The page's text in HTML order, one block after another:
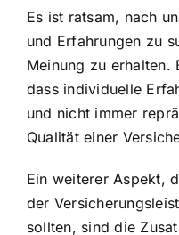
Es ist ratsam, nach
und Erfahrungen zu
Meinung zu erhalten.
dass individuelle
und nicht immer
Qualität einer
Ein weiterer Aspekt,
der
sollten, sind die